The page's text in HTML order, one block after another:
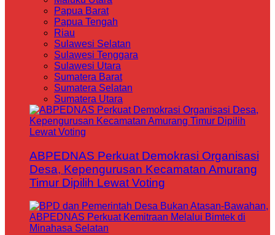
Papua Barat
Papua Tengah
Riau
Sulawesi Selatan
Sulawesi Tenggara
Sulawesi Utara
Sumatera Barat
Sumatera Selatan
Sumatera Utara
ABPEDNAS Perkuat Demokrasi Organisasi
Desa, Kepengurusan Kecamatan Amurang
Timur Dipilih Lewat Voting